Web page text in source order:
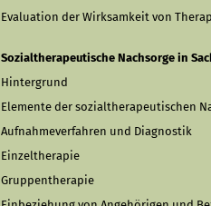
Evaluation der Wirksamkeit von
Sozialtherapeutische Nachsorge in
Hintergrund
Elemente der sozialtherapeutischen
Aufnahmeverfahren und Diagnostik
Einzeltherapie
Gruppentherapie